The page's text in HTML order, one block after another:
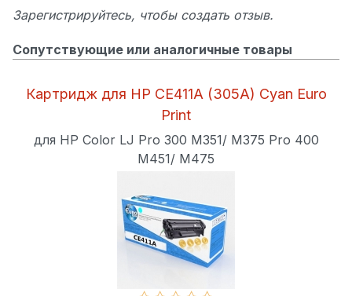
Зарегистрируйтесь, чтобы создать отзыв.
Сопутствующие или аналогичные товары
Картридж для HP CE411A (305A) Cyan Euro
Print
для HP Color LJ Pro 300 M351/ M375 Pro 400
M451/ M475